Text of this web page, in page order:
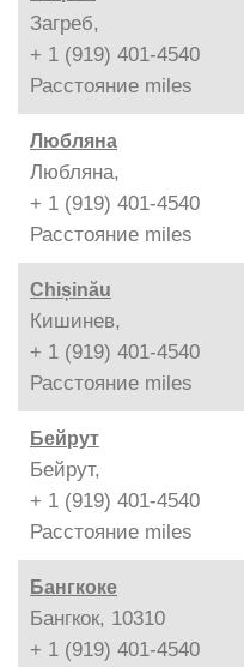
Загреб,
+ 1 (919) 401-4540
Расстояние miles
Любляна
Любляна,
+ 1 (919) 401-4540
Расстояние miles
Chișinău
Кишинев,
+ 1 (919) 401-4540
Расстояние miles
Бейрут
Бейрут,
+ 1 (919) 401-4540
Расстояние miles
Бангкоке
Бангкок, 10310
+ 1 (919) 401-4540